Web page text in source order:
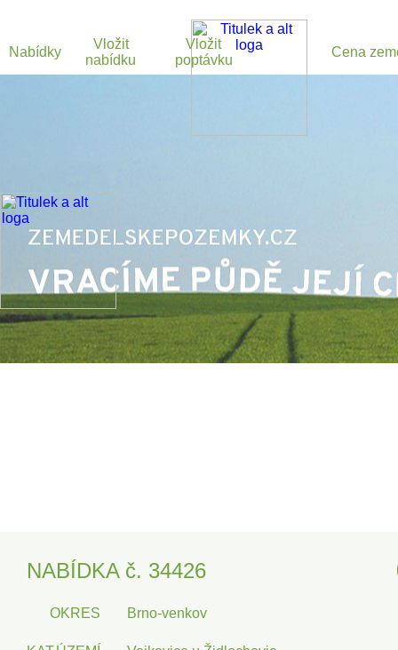
Nabídky
Vložit
nabídku
Vložit
poptávku
Cena
NABÍDKA č. 34426
OKRES Brno-venkov